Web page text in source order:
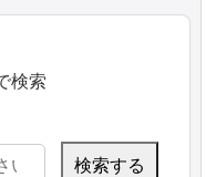
検索